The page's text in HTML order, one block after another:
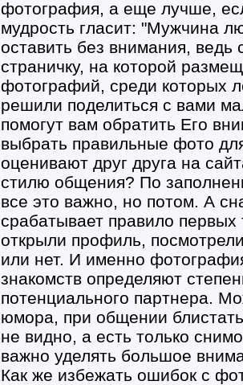
фотография, а еще лучше,
мудрость гласит: "Мужчина
оставить без внимания,
страничку, на которой
фотографий, среди которых
решили поделиться с вами
помогут вам обратить Его
выбрать правильные фото
оценивают друг друга на
стилю общения? По
все это важно, но потом. А
срабатывает правило первых
открыли профиль,
или нет. И именно
знакомств определяют
потенциального партнера.
юмора, при общении
не видно, а есть только
важно уделять большое
Как же избежать ошибок с